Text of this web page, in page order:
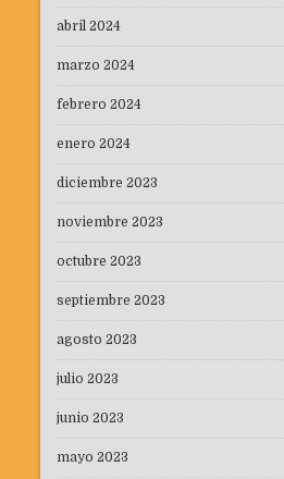
abril 2024
marzo 2024
febrero 2024
enero 2024
diciembre 2023
noviembre 2023
octubre 2023
septiembre 2023
agosto 2023
julio 2023
junio 2023
mayo 2023